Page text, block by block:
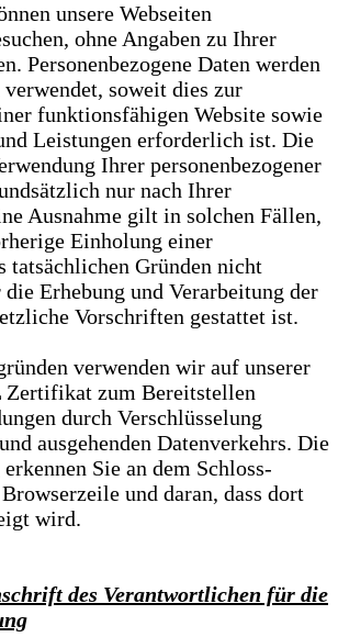
unsere Webseiten
ohne Angaben zu Ihrer
Personenbezogene Daten werden
soweit dies zur
funktionsfähigen Website sowie
Leistungen erforderlich ist. Die
Ihrer personenbezogener
nur nach Ihrer
Ausnahme gilt in solchen Fällen,
Einholung einer
tatsächlichen Gründen nicht
Erhebung und Verarbeitung der
Vorschriften gestattet ist.
verwenden wir auf unserer
Zertifikat zum Bereitstellen
durch Verschlüsselung
ausgehenden Datenverkehrs. Die
Sie an dem Schloss-
und daran, dass dort
wird.
des Verantwortlichen für die